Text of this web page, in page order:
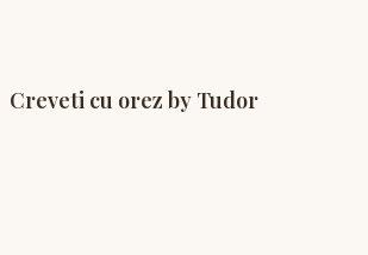
Creveti cu orez by Tudor